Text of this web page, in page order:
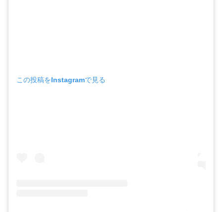
この投稿をInstagramで見る